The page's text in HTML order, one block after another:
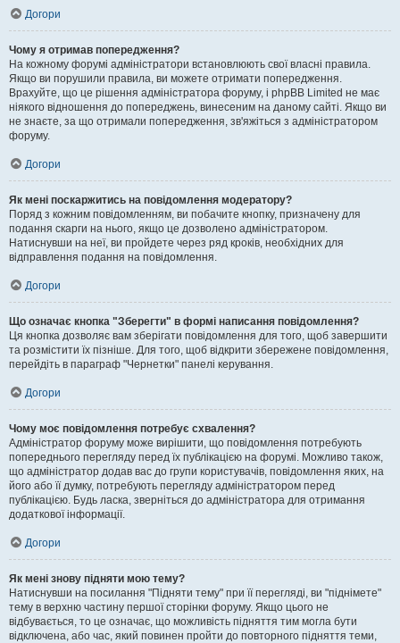
Догори
Чому я отримав попередження?
На кожному форумі адміністратори встановлюють свої власні правила.
Якщо ви порушили правила, ви можете отримати попередження.
Врахуйте, що це рішення адміністратора форуму, і phpBB Limited не має
ніякого відношення до попереджень, винесеним на даному сайті. Якщо ви
не знаєте, за що отримали попередження, зв'яжіться з адміністратором
форуму.
Догори
Як мені поскаржитись на повідомлення модератору?
Поряд з кожним повідомленням, ви побачите кнопку, призначену для
подання скарги на нього, якщо це дозволено адміністратором.
Натиснувши на неї, ви пройдете через ряд кроків, необхідних для
відправлення подання на повідомлення.
Догори
Що означає кнопка "Зберегти" в формі написання повідомлення?
Ця кнопка дозволяє вам зберігати повідомлення для того, щоб завершити
та розмістити їх пізніше. Для того, щоб відкрити збережене повідомлення,
перейдіть в параграф "Чернетки" панелі керування.
Догори
Чому моє повідомлення потребує схвалення?
Адміністратор форуму може вирішити, що повідомлення потребують
попереднього перегляду перед їх публікацією на форумі. Можливо також,
що адміністратор додав вас до групи користувачів, повідомлення яких, на
його або її думку, потребують перегляду адміністратором перед
публікацією. Будь ласка, зверніться до адміністратора для отримання
додаткової інформації.
Догори
Як мені знову підняти мою тему?
Натиснувши на посилання "Підняти тему" при її перегляді, ви "піднімете"
тему в верхню частину першої сторінки форуму. Якщо цього не
відбувається, то це означає, що можливість підняття тим могла бути
відключена, або час, який повинен пройти до повторного підняття теми,